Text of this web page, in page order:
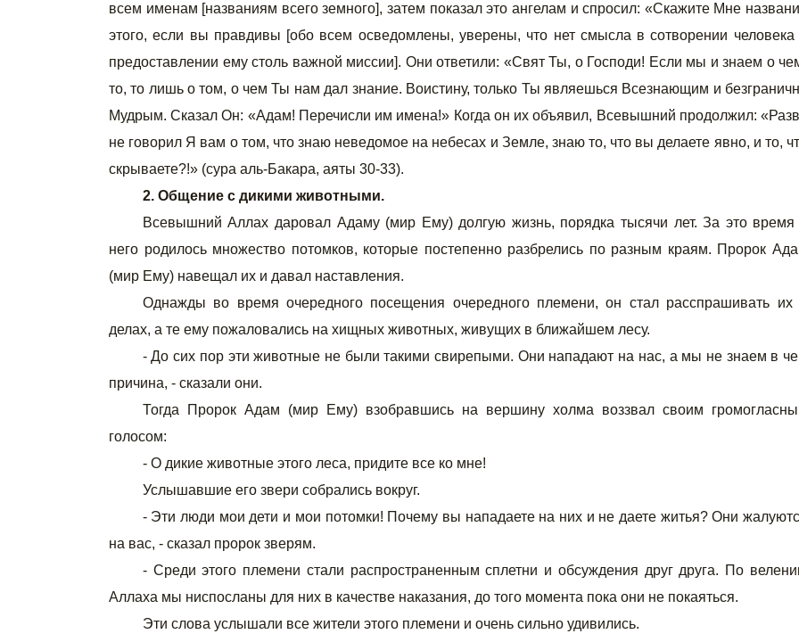
всем именам [названиям всего земного], затем показал это ангелам и спросил: «Скажите Мне
этого, если вы правдивы [обо всем осведомлены, уверены, что нет смысла в сотворении человека
предоставлении ему столь важной миссии]. Они ответили: «Свят Ты, о Господи! Если мы и знаем о
то, то лишь о том, о чем Ты нам дал знание. Воистину, только Ты являешься Всезнающим и
Мудрым. Сказал Он: «Адам! Перечисли им имена!» Когда он их объявил, Всевышний продолжил:
не говорил Я вам о том, что знаю неведомое на небесах и Земле, знаю то, что вы делаете явно, и то,
скрываете?!» (сура аль-Бакара, аяты 30-33).
2. Общение с дикими животными.
Всевышний Аллах даровал Адаму (мир Ему) долгую жизнь, порядка тысячи лет. За это время
него родилось множество потомков, которые постепенно разбрелись по разным краям. Пророк
(мир Ему) навещал их и давал наставления.
Однажды во время очередного посещения очередного племени, он стал расспрашивать их
делах, а те ему пожаловались на хищных животных, живущих в ближайшем лесу.
- До сих пор эти животные не были такими свирепыми. Они нападают на нас, а мы не знаем в
причина, - сказали они.
Тогда Пророк Адам (мир Ему) взобравшись на вершину холма воззвал своим
голосом:
- О дикие животные этого леса, придите все ко мне!
Услышавшие его звери собрались вокруг.
- Эти люди мои дети и мои потомки! Почему вы нападаете на них и не даете житья? Они
на вас, - сказал пророк зверям.
- Среди этого племени стали распространенным сплетни и обсуждения друг друга. По
Аллаха мы ниспосланы для них в качестве наказания, до того момента пока они не покаяться.
Эти слова услышали все жители этого племени и очень сильно удивились.